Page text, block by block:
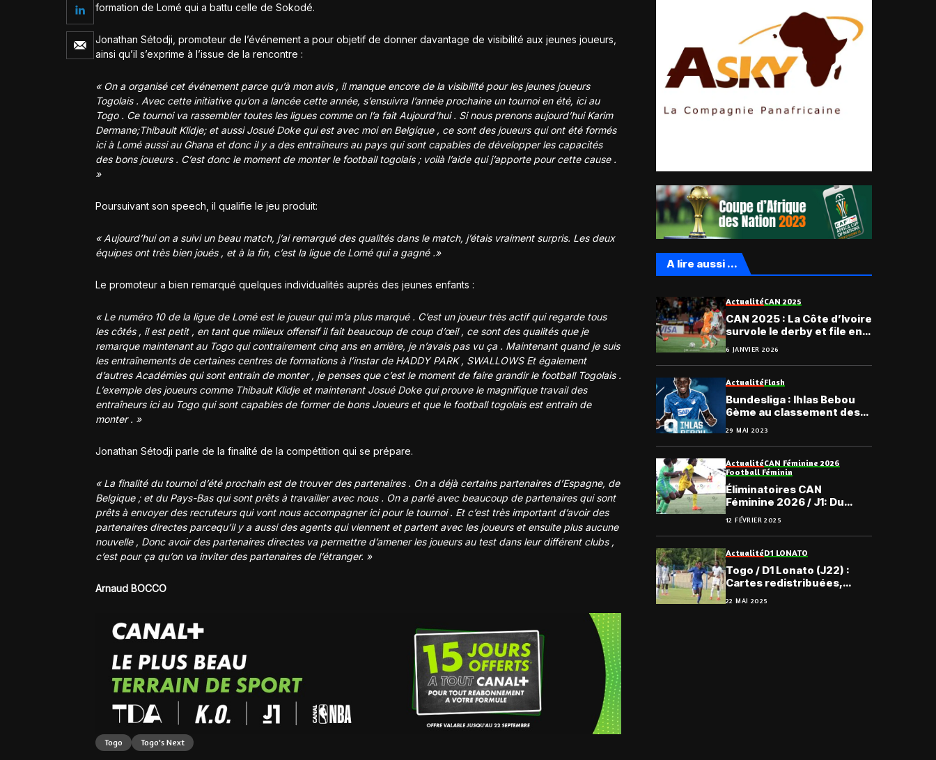
formation de Lomé qui a battu celle de Sokodé.
Jonathan Sétodji, promoteur de l’événement a pour objetif de donner davantage de visibilité aux jeunes joueurs,
ainsi qu’il s’exprime à l’issue de la rencontre :
« On a organisé cet événement parce qu’à mon avis , il manque encore de la visibilité pour les jeunes joueurs
Togolais . Avec cette initiative qu’on a lancée cette année, s’ensuivra l’année prochaine un tournoi en été, ici au
Togo . Ce tournoi va rassembler toutes les ligues comme on l’a fait Aujourd’hui . Si nous prenons aujourd’hui Karim
Dermane;Thibault Klidje; et aussi Josué Doke qui est avec moi en Belgique , ce sont des joueurs qui ont été formés
ici à Lomé aussi au Ghana et donc il y a des entraîneurs au pays qui sont capables de développer les capacités
des bons joueurs . C’est donc le moment de monter le football togolais ; voilà l’aide qui j’apporte pour cette cause .
»
Poursuivant son speech, il qualifie le jeu produit:
« Aujourd’hui on a suivi un beau match, j’ai remarqué des qualités dans le match, j’étais vraiment surpris. Les deux
équipes ont très bien joués , et à la fin, c’est la ligue de Lomé qui a gagné .»
Le promoteur a bien remarqué quelques individualités auprès des jeunes enfants :
« Le numéro 10 de la ligue de Lomé est le joueur qui m’a plus marqué . C’est un joueur très actif qui regarde tous
les côtés , il est petit , en tant que milieux offensif il fait beaucoup de coup d’œil , ce sont des qualités que je
remarque maintenant au Togo qui contrairement cinq ans en arrière, je n’avais pas vu ça . Maintenant quand je suis
les entraînements de certaines centres de formations à l’instar de HADDY PARK , SWALLOWS Et également
d’autres Académies qui sont entrain de monter , je penses que c’est le moment de faire grandir le football Togolais .
L’exemple des joueurs comme Thibault Klidje et maintenant Josué Doke qui prouve le magnifique travail des
entraîneurs ici au Togo qui sont capables de former de bons Joueurs et que le football togolais est entrain de
monter . »
Jonathan Sétodji parle de la finalité de la compétition qui se prépare.
« La finalité du tournoi d’été prochain est de trouver des partenaires . On a déjà certains partenaires d’Espagne, de
Belgique ; et du Pays-Bas qui sont prêts à travailler avec nous . On a parlé avec beaucoup de partenaires qui sont
prêts à envoyer des recruteurs qui vont nous accompagner ici pour le tournoi . Et c’est très important d’avoir des
partenaires directes parcequ’il y a aussi des agents qui viennent et partent avec les joueurs et ensuite plus aucune
nouvelle , Donc avoir des partenaires directes va permettre d’amener les joueurs au test dans leur différent clubs ,
c’est pour ça qu’on va inviter des partenaires de l’étranger. »
Arnaud BOCCO
Togo Togo's Next
A lire aussi ...
ActualitéCAN 2025
CAN 2025 : La Côte d’Ivoire
survole le derby et file en
quarts
6 JANVIER 2026
ActualitéFlash
Bundesliga : Ihlas Bebou
6ème au classement des
meilleurs buteurs africains
de la saison
29 MAI 2023
ActualitéCAN Féminine 2026
Football Féminin
Éliminatoires CAN
Féminine 2026 / J1: Du
mouvement dans la liste
du Togo, face à Djibouti
12 FÉVRIER 2025
ActualitéD1 LONATO
Togo / D1 Lonato (J22) :
Cartes redistribuées,
courses relancées, le
point
22 MAI 2025